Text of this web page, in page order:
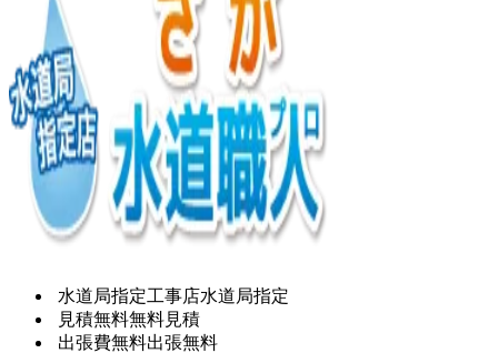
水道局指定工事店水道局指定
見積無料無料見積
出張費無料出張無料